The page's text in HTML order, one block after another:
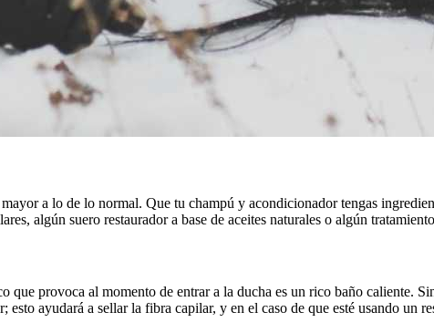
a lo de lo normal. Que tu champú y acondicionador tengas
algún suero restaurador a base de aceites naturales o algún
que provoca al momento de entrar a la ducha es un rico baño caliente.
esto ayudará a sellar la fibra capilar, y en el caso de que esté usando un